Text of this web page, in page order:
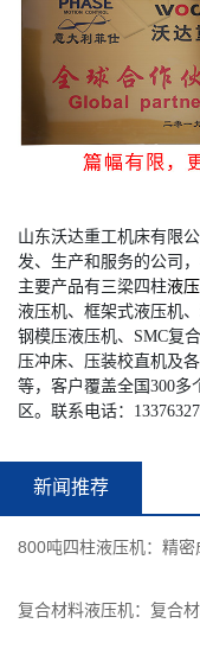
山东沃达重工机床有限
发、生产和服务的公司
主要产品有三梁四柱液
液压机、框架式液压机
钢模压液压机、SMC复
压冲床、压装校直机及
等，客户覆盖全国300
区。联系电话：
新闻推荐
800吨四柱液压机：精
复合材料液压机：复合